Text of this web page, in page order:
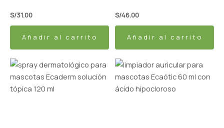
S/31.00
Añadir al carrito
S/46.00
Añadir al carrito